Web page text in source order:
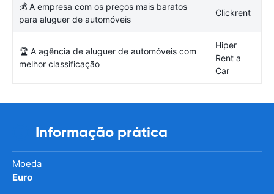
💰 A empresa com os preços mais baratos
para aluguer de automóveis
Clickrent
🏆 A agência de aluguer de automóveis com
melhor classificação
Hiper
Rent a
Car
Informação prática
Moeda
Euro